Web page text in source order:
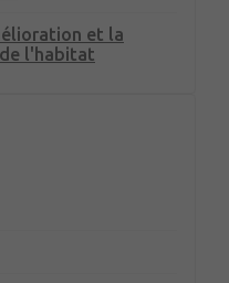
et la
l'habitat